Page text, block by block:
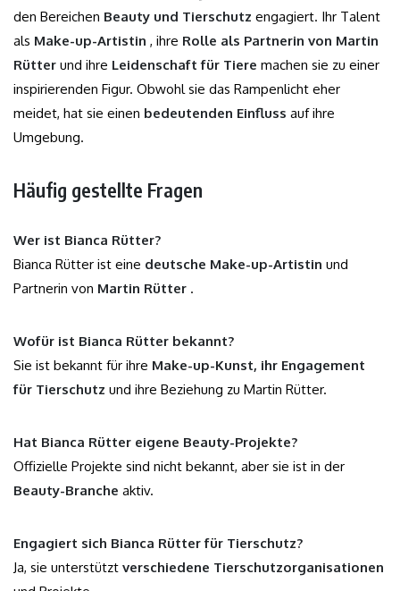
den Bereichen Beauty und Tierschutz engagiert. Ihr Talent
als Make-up-Artistin , ihre Rolle als Partnerin von Martin
Rütter und ihre Leidenschaft für Tiere machen sie zu einer
inspirierenden Figur. Obwohl sie das Rampenlicht eher
meidet, hat sie einen bedeutenden Einfluss auf ihre
Umgebung.
Häufig gestellte Fragen
Wer ist Bianca Rütter?
Bianca Rütter ist eine deutsche Make-up-Artistin und
Partnerin von Martin Rütter .
Wofür ist Bianca Rütter bekannt?
Sie ist bekannt für ihre Make-up-Kunst, ihr Engagement
für Tierschutz und ihre Beziehung zu Martin Rütter.
Hat Bianca Rütter eigene Beauty-Projekte?
Offizielle Projekte sind nicht bekannt, aber sie ist in der
Beauty-Branche aktiv.
Engagiert sich Bianca Rütter für Tierschutz?
Ja, sie unterstützt verschiedene Tierschutzorganisationen